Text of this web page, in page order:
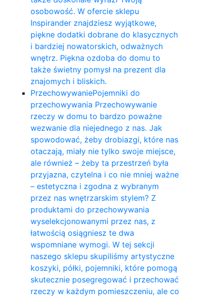
osobowość. W ofercie sklepu
Inspirander znajdziesz wyjątkowe,
piękne dodatki dobrane do klasycznych
i bardziej nowatorskich, odważnych
wnętrz. Piękna ozdoba do domu to
także świetny pomysł na prezent dla
znajomych i bliskich.
PrzechowywaniePojemniki do
przechowywania Przechowywanie
rzeczy w domu to bardzo poważne
wezwanie dla niejednego z nas. Jak
spowodować, żeby drobiazgi, które nas
otaczają, miały nie tylko swoje miejsce,
ale również – żeby ta przestrzeń była
przyjazna, czytelna i co nie mniej ważne
– estetyczna i zgodna z wybranym
przez nas wnętrzarskim stylem? Z
produktami do przechowywania
wyselekcjonowanymi przez nas, z
łatwością osiągniesz te dwa
wspomniane wymogi. W tej sekcji
naszego sklepu skupiliśmy artystyczne
koszyki, półki, pojemniki, które pomogą
skutecznie posegregować i przechować
rzeczy w każdym pomieszczeniu, ale co